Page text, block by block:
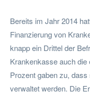
Bereits im Jahr 2014
Finanzierung von
knapp ein Drittel der
Krankenkasse auch die
Prozent gaben zu,
verwaltet werden. Die